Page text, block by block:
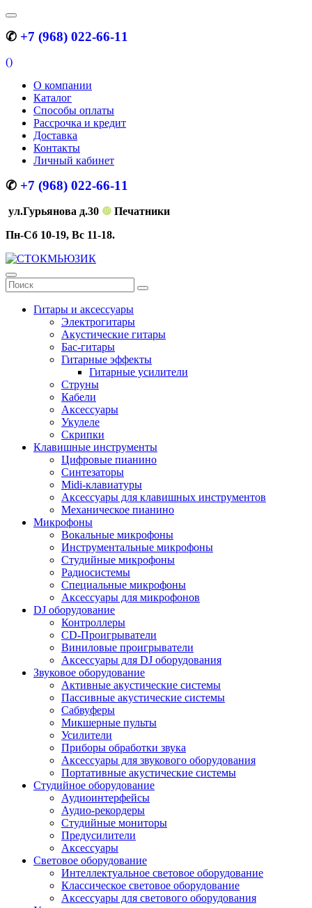
✆ +7 (968) 022-66-11
()
О компании
Каталог
Способы оплаты
Рассрочка и кредит
Доставка
Контакты
Личный кабинет
✆ +7 (968) 022-66-11
ул.Гурьянова д.30 ❿ Печатники
Пн-Сб 10-19, Вс 11-18.
Гитары и аксессуары
Электрогитары
Акустические гитары
Бас-гитары
Гитарные эффекты
Гитарные усилители
Струны
Кабели
Аксессуары
Укулеле
Скрипки
Клавишные инструменты
Цифровые пианино
Синтезаторы
Midi-клавиатуры
Аксессуары для клавишных инструментов
Механическое пианино
Микрофоны
Вокальные микрофоны
Инструментальные микрофоны
Студийные микрофоны
Радиосистемы
Специальные микрофоны
Аксессуары для микрофонов
DJ оборудование
Контроллеры
CD-Проигрыватели
Виниловые проигрыватели
Аксессуары для DJ оборудования
Звуковое оборудование
Активные акустические системы
Пассивные акустические системы
Сабвуферы
Микшерные пульты
Усилители
Приборы обработки звука
Аксессуары для звукового оборудования
Портативные акустические системы
Студийное оборудование
Аудиоинтерфейсы
Аудио-рекордеры
Студийные мониторы
Предусилители
Аксессуары
Световое оборудование
Интеллектуальное световое оборудование
Классическое световое оборудование
Аксессуары для светового оборудования